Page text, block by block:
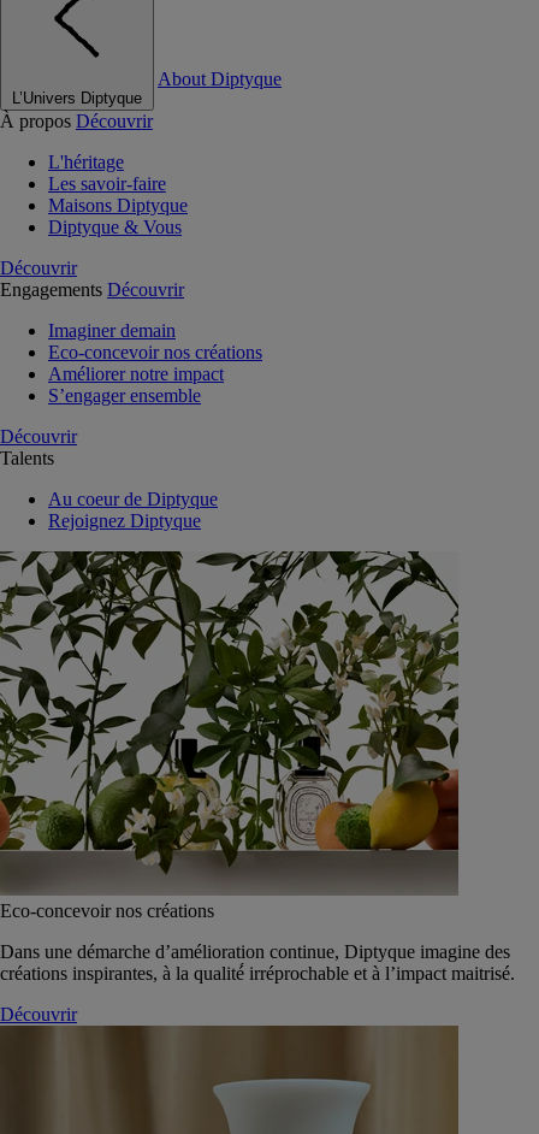
L’Univers Diptyque
About Diptyque
À propos Découvrir
L'héritage
Les savoir-faire
Maisons Diptyque
Diptyque & Vous
Découvrir
Engagements Découvrir
Imaginer demain
Eco-concevoir nos créations
Améliorer notre impact
S’engager ensemble
Découvrir
Talents
Au coeur de Diptyque
Rejoignez Diptyque
Eco-concevoir nos créations
Dans une démarche d’amélioration continue, Diptyque imagine des
créations inspirantes, à la qualité́ irréprochable et à l’impact maitrisé.
Découvrir